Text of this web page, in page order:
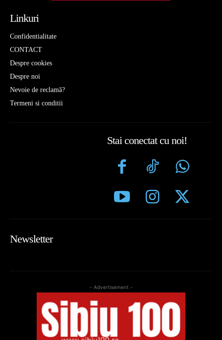
Linkuri
Confidentialitate
CONTACT
Despre cookies
Despre noi
Nevoie de reclamă?
Termeni si conditii
Stai conectat cu noi!
Newsletter
- Advertisement -